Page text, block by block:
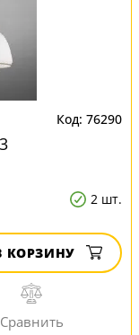
76290
2 шт.
КОРЗИНУ